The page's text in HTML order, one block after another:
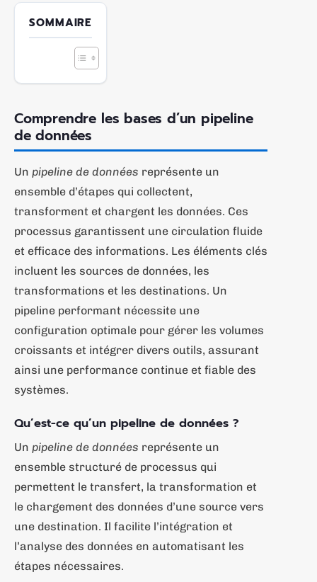
SOMMAIRE
Comprendre les bases d’un pipeline
de données
Un pipeline de données représente un
ensemble d’étapes qui collectent,
transforment et chargent les données. Ces
processus garantissent une circulation fluide
et efficace des informations. Les éléments clés
incluent les sources de données, les
transformations et les destinations. Un
pipeline performant nécessite une
configuration optimale pour gérer les volumes
croissants et intégrer divers outils, assurant
ainsi une performance continue et fiable des
systèmes.
Qu’est-ce qu’un pipeline de données ?
Un pipeline de données représente un
ensemble structuré de processus qui
permettent le transfert, la transformation et
le chargement des données d’une source vers
une destination. Il facilite l’intégration et
l’analyse des données en automatisant les
étapes nécessaires.